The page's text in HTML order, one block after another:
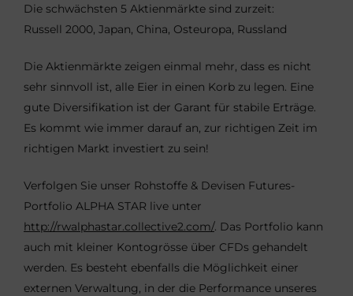
Die schwächsten 5 Aktienmärkte sind zurzeit:
Russell 2000, Japan, China, Osteuropa, Russland
Die Aktienmärkte zeigen einmal mehr, dass es nicht
sehr sinnvoll ist, alle Eier in einen Korb zu legen. Eine
gute Diversifikation ist der Garant für stabile Erträge.
Es kommt wie immer darauf an, zur richtigen Zeit im
richtigen Markt investiert zu sein!
Verfolgen Sie unser Rohstoffe & Devisen Futures-
Portfolio ALPHA STAR live unter
http://rwalphastar.collective2.com/. Das Portfolio kann
auch mit kleiner Kontogrösse über CFDs gehandelt
werden. Es besteht ebenfalls die Möglichkeit einer
externen Verwaltung, in der die Performance unseres